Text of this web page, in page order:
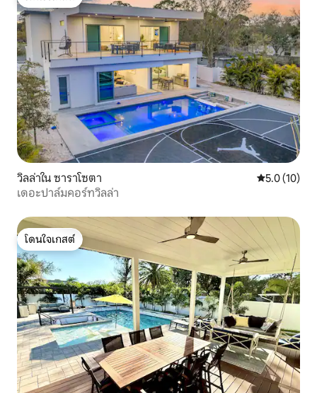
โดนใจเกสต์
วิลล่าใน ซาราโซตา คะแนนเฉลี่ย
5.0 (10)
เดอะปาล์มคอร์ทวิลล่า
โดนใจเกสต์
โดนใจเกสต์